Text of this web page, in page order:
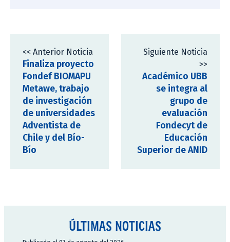
<< Anterior Noticia
Finaliza proyecto
Fondef BIOMAPU
Metawe, trabajo
de investigación
de universidades
Adventista de
Chile y del Bío-
Bío
Siguiente Noticia
>>
Académico UBB
se integra al
grupo de
evaluación
Fondecyt de
Educación
Superior de ANID
ÚLTIMAS NOTICIAS